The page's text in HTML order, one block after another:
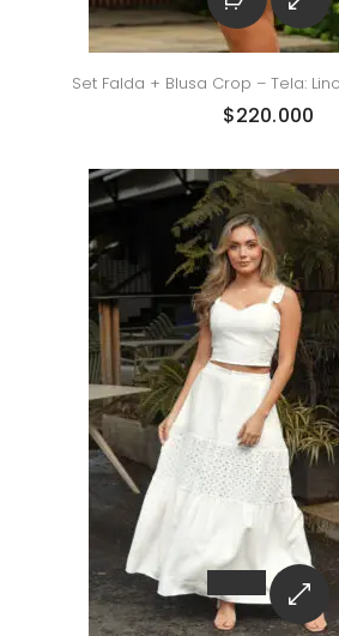
Set Falda + Blusa Crop – Tela:
$220.000